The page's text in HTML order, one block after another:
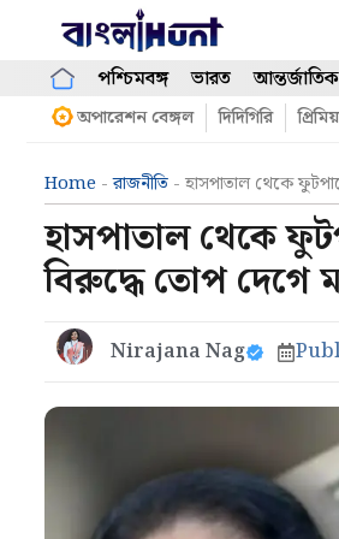
content
পশ্চিমবঙ্গ ভারত আন্তর্জাতিক
অপারেশন বেঙ্গল দিদিগিরি
Home -রাজনীতি - হাসপাতাল থেকে
হাসপাতাল থেকে
বিরুদ্ধে তোপ দেগে
Nirajana Nag